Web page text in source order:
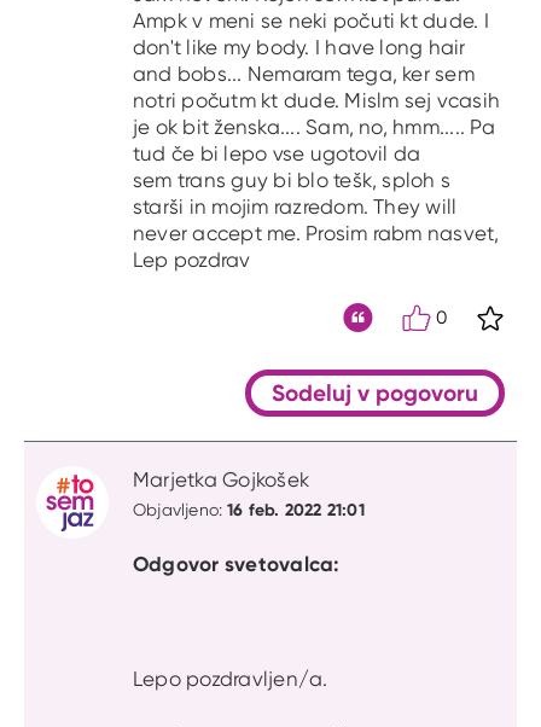
Ampk v meni se neki počuti kt dude. I
don't like my body. I have long hair
and bobs... Nemaram tega, ker sem
notri počutm kt dude. Mislm sej vcasih
je ok bit ženska.... Sam, no, hmm..... Pa
tud če bi lepo vse ugotovil da
sem trans guy bi blo tešk, sploh s
starši in mojim razredom. They will
never accept me. Prosim rabm nasvet,
Lep pozdrav
0
Sodeluj v pogovoru
Marjetka Gojkošek
Objavljeno:16 feb. 2022 21:01
Odgovor svetovalca:
Lepo pozdravljen/a.